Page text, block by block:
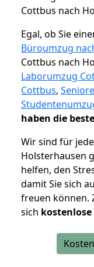
Cottbus nach
Egal, ob Sie
Büroumzug
Cottbus nach
Laborumzug
Cottbus,
haben die
Wir sind für
Holsterhausen
helfen, den
damit Sie sich
freuen können.
sich